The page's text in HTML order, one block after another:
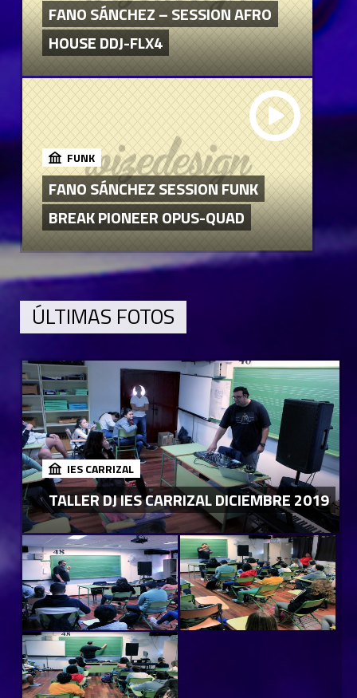
FANO SÁNCHEZ – SESSION AFRO
HOUSE DDJ-FLX4
FUNK
FANO SÁNCHEZ SESSION FUNK
BREAK PIONEER OPUS-QUAD
ÚLTIMAS FOTOS
IES CARRIZAL
TALLER DJ IES CARRIZAL DICIEMBRE 2019